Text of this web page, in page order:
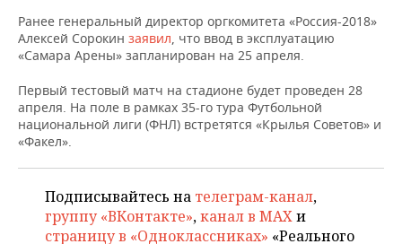
НЕФТЬ
ОПК
ЭНЕРГЕТИКА
РОЗНИЧНАЯ ТОРГОВЛЯ
УСЛУГИ
НОВОСТИ ТЕХНОЛОГИЙ
МЕДИА
МЕРОПРИЯТИЯ
ВЫЕЗДНАЯ РЕДАКЦИЯ
ONLINE-КОНФЕРЕНЦИИ
ОТКРЫТАЯ ЛЕКЦИЯ
НОВОСТИ СПОРТА
ХОККЕЙ
БАСКЕТБОЛ
ОБЩЕСТВО
ВЛАСТЬ
ИНФРАСТРУКТУРА
СЮЖЕТЫ
СПРАВОЧНИК
Ранее генеральный директор оргкомитета «Россия-2018»
Алексей Сорокин заявил, что ввод в эксплуатацию
«Самара Арены» запланирован на 25 апреля.
Первый тестовый матч на стадионе будет проведен 28
апреля. На поле в рамках 35-го тура Футбольной
национальной лиги (ФНЛ) встретятся «Крылья Советов» и
«Факел».
Подписывайтесь на телеграм-канал,
группу «ВКонтакте»,канал в MAXи
страницу в «Одноклассниках» «Реального